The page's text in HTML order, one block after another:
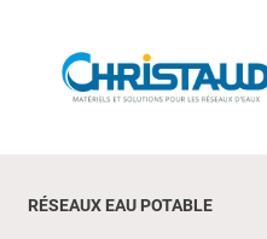
RÉSEAUX EAU POTABLE